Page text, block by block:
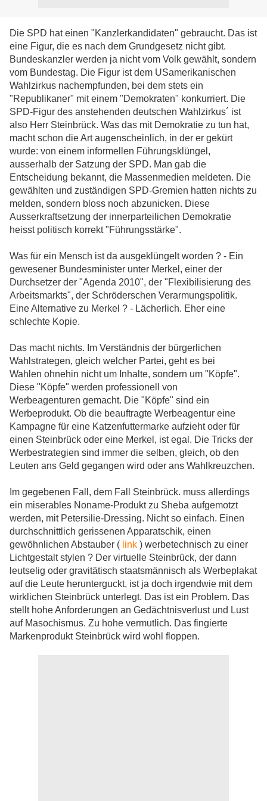
Die SPD hat einen "Kanzlerkandidaten" gebraucht. Das ist
eine Figur, die es nach dem Grundgesetz nicht gibt.
Bundeskanzler werden ja nicht vom Volk gewählt, sondern
vom Bundestag. Die Figur ist dem USamerikanischen
Wahlzirkus nachempfunden, bei dem stets ein
"Republikaner" mit einem "Demokraten" konkurriert. Die
SPD-Figur des anstehenden deutschen Wahlzirkus´ ist
also Herr Steinbrück. Was das mit Demokratie zu tun hat,
macht schon die Art augenscheinlich, in der er gekürt
wurde: von einem informellen Führungsklüngel,
ausserhalb der Satzung der SPD. Man gab die
Entscheidung bekannt, die Massenmedien meldeten. Die
gewählten und zuständigen SPD-Gremien hatten nichts zu
melden, sondern bloss noch abzunicken. Diese
Ausserkraftsetzung der innerparteilichen Demokratie
heisst politisch korrekt "Führungsstärke".
Was für ein Mensch ist da ausgeklüngelt worden ? - Ein
gewesener Bundesminister unter Merkel, einer der
Durchsetzer der "Agenda 2010", der "Flexibilisierung des
Arbeitsmarkts", der Schröderschen Verarmungspolitik.
Eine Alternative zu Merkel ? - Lächerlich. Eher eine
schlechte Kopie.
Das macht nichts. Im Verständnis der bürgerlichen
Wahlstrategen, gleich welcher Partei, geht es bei
Wahlen ohnehin nicht um Inhalte, sondern um "Köpfe".
Diese "Köpfe" werden professionell von
Werbeagenturen gemacht. Die "Köpfe" sind ein
Werbeprodukt. Ob die beauftragte Werbeagentur eine
Kampagne für eine Katzenfuttermarke aufzieht oder für
einen Steinbrück oder eine Merkel, ist egal. Die Tricks der
Werbestrategien sind immer die selben, gleich, ob den
Leuten ans Geld gegangen wird oder ans Wahlkreuzchen.
Im gegebenen Fall, dem Fall Steinbrück. muss allerdings
ein miserables Noname-Produkt zu Sheba aufgemotzt
werden, mit Petersilie-Dressing. Nicht so einfach. Einen
durchschnittlich gerissenen Apparatschik, einen
gewöhnlichen Abstauber ( link ) werbetechnisch zu einer
Lichtgestalt stylen ? Der virtuelle Steinbrück, der dann
leutselig oder gravitätisch staatsmännisch als Werbeplakat
auf die Leute herunterguckt, ist ja doch irgendwie mit dem
wirklichen Steinbrück unterlegt. Das ist ein Problem. Das
stellt hohe Anforderungen an Gedächtnisverlust und Lust
auf Masochismus. Zu hohe vermutlich. Das fingierte
Markenprodukt Steinbrück wird wohl floppen.